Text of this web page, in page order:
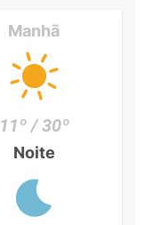
Manhã
11º / 30º
Noite